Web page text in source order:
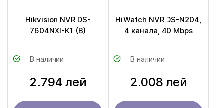
Hikvision NVR DS-
7604NXI-K1 (B)
В наличии
2.794 лей
HiWatch NVR DS-N204,
4 канала, 40 Mbps
В наличии
2.008 лей